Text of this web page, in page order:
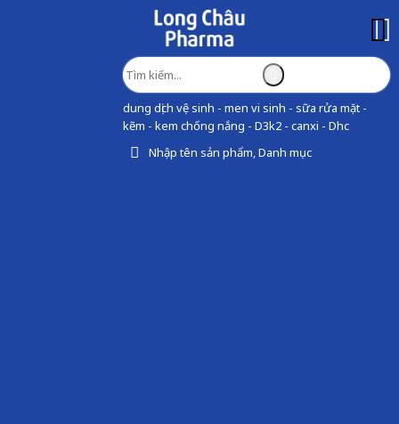
dung dịch vệ sinh - men vi sinh - sữa rửa mặt -
kẽm - kem chống nắng - D3k2 - canxi - Dhc
Nhập tên sản phẩm, Danh mục